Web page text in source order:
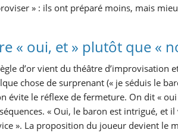
» : ils ont préparé moins, mais
« oui, et » plutôt que «
d’or vient du théâtre d’improvisation
chose de surprenant (« je séduis le
évite le réflexe de fermeture. On dit «
« Oui, le baron est intrigué, et
». La proposition du joueur devient le